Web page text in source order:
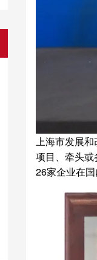
上海市发展
项目、牵头
26家企业在